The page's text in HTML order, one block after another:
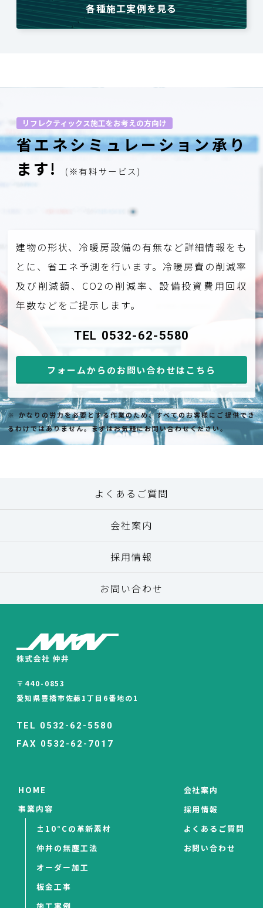
各種施工実例を見る
リフレクティックス施工をお考えの方向け
省エネシミュレーション承り
ます!
(※有料サービス)
建物の形状、冷暖房設備の有無など詳細情報をも
とに、省エネ予測を行います。冷暖房費の削減率
及び削減額、CO2の削減率、設備投資費用回収
年数などをご提示します。
TEL 0532-62-5580
フォームからのお問い合わせはこちら
※ かなりの労力を必要とする作業のため、すべてのお客様にご提供でき
るわけではありません。まずはお気軽にお問い合わせください。
よくあるご質問
会社案内
採用情報
お問い合わせ
〒440-0853
愛知県豊橋市佐藤1丁目6番地の1
TEL 0532-62-5580
FAX 0532-62-7017
HOME
事業内容
±10°Cの革新素材
仲井の無塵工法
オーダー加工
板金工事
会社案内
採用情報
よくあるご質問
お問い合わせ